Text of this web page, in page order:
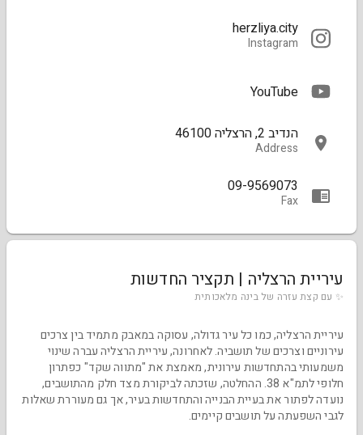
herzliya.city
Instagram
YouTube
הנדיב 2, הרצליה 46100
Address
09-9569073
Fax
עיריית הרצליה | תקציר החדשות
✨ עם קצת עזרה של בינה מלאכותית
עיריית הרצליה, כמו כל עיר גדולה, עסוקה במאבק מתמיד בין צרכים
עירוניים וצרכים של תושביה. לאחרונה, עיריית הרצליה עברה שינוי
משמעותי בהתחדשות עירונית, מאמצת את "מתווה שקד" כפתרון
חלופי לתמ"א 38. ההחלטה, שזכתה לביקורת מצד חלק מהתושבים,
נועדה לפתור את בעיית הבנייה והתחדשות בעיר, אך גם מעוררת שאלות
לגבי השפעתה על תושבים קיימים.